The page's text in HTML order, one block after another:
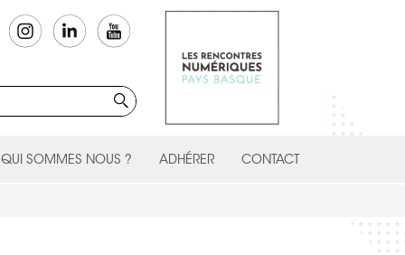
QUI SOMMES NOUS ? ADHÉRER CONTACT